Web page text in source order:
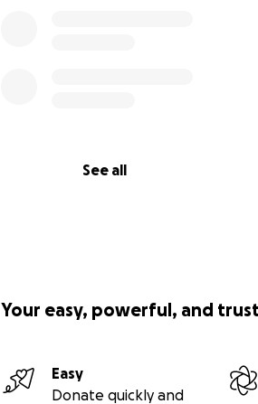
See all
Your easy, powerful, and
Easy
Donate quickly and